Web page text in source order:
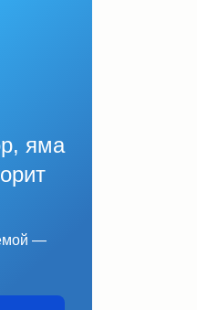
яма
—